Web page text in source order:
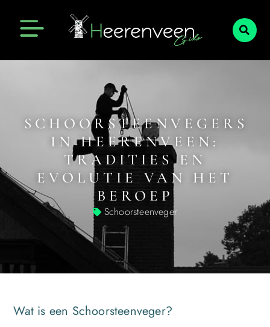
SCHOORSTEENVEGERS
IN HEERENVEEN:
TRADITIES EN
EVOLUTIE VAN HET
BEROEP
Schoorsteenveger
Wat is een Schoorsteenveger?